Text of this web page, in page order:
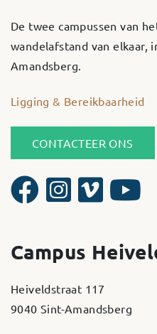
De twee campussen van
wandelafstand van elkaar,
Amandsberg.
Ligging & Bereikbaarheid
CONTACTEER ONS
Campus
Heiveldstraat 117
9040 Sint-Amandsberg